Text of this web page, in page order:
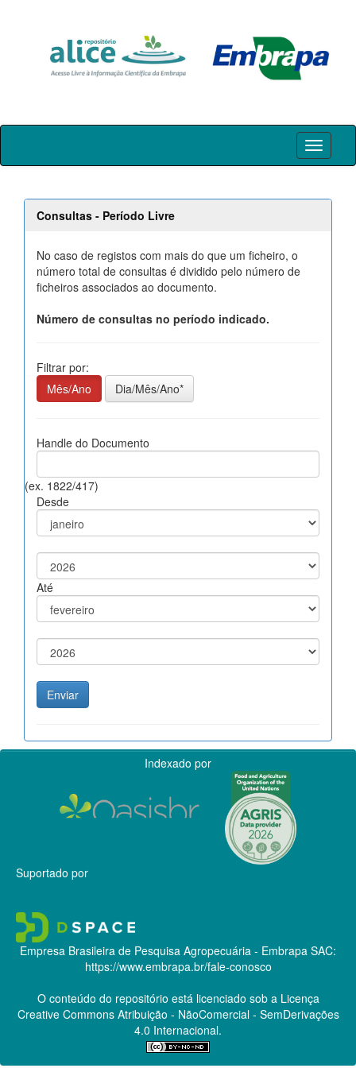
Skip
Consultas - Período Livre
No caso de registos com mais do que um ficheiro, o
número total de consultas é dividido pelo número de
ficheiros associados ao documento.
Número de consultas no período indicado.
Filtrar por:
Mês/Ano
Dia/Mês/Ano*
Handle do Documento
(ex. 1822/417)
Desde
Até
Indexado por
Suportado por
Empresa Brasileira de Pesquisa Agropecuária - Embrapa SAC:
https://www.embrapa.br/fale-conosco
O conteúdo do repositório está licenciado sob a Licença
Creative CommonsAtribuição - NãoComercial - SemDerivações
4.0 Internacional.